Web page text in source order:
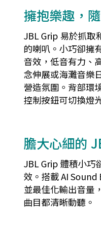
擁抱樂趣，
JBL Grip 易於抓取
的喇叭。小巧卻擁
音效，低音有力、
念伸展或海灘音樂
營造氛圍。背部環
控制按鈕可切換燈
膽大心細的
JBL Grip 體積小巧
效。搭載 AI
並最佳化輸出音量
曲目都清晰動聽。